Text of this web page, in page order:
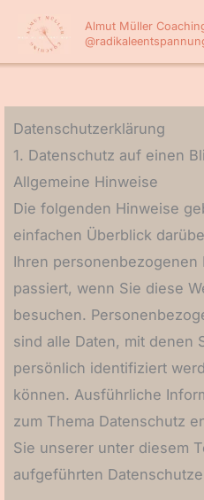
Inhalt
springen
Almut Müller
Datenschutz­erklärung
1. Datenschutz auf einen
Allgemeine Hinweise
Die folgenden Hinweise
einfachen Überblick
Ihren personenbezogenen
passiert, wenn Sie diese
besuchen.
sind alle Daten, mit denen
persönlich identifiziert
können. Ausführliche
zum Thema Datenschutz
Sie unserer unter diesem
aufgeführten